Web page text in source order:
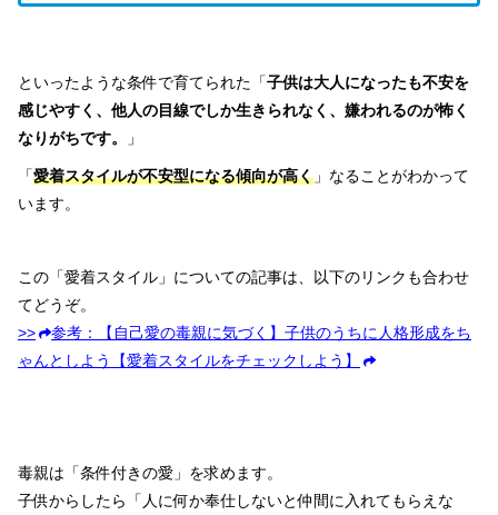
といったような条件で育てられた「子供は大人になったも不安を
感じやすく、他人の目線でしか生きられなく、嫌われるのが怖く
なりがちです。
」
「愛着スタイルが不安型になる傾向が高く 」なることがわかって
います。
この「愛着スタイル」についての記事は、以下のリンクも合わせ
てどうぞ。
>>
参考：【自己愛の毒親に気づく】子供のうちに人格形成をち
ゃんとしよう【愛着スタイルをチェックしよう】
毒親は「条件付きの愛」を求めます。
子供からしたら「人に何か奉仕しないと仲間に入れてもらえな